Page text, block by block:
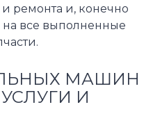
ремонта и, конечно
на все выполненные
МАШИН
И